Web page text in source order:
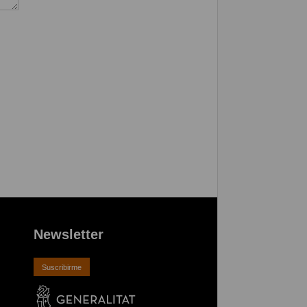
Newsletter
Suscribirme